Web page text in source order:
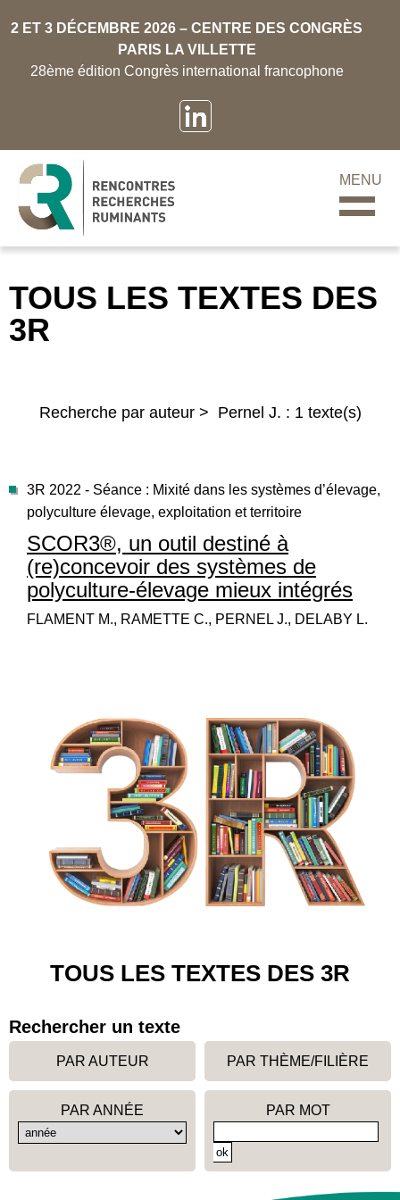
2 ET 3 DÉCEMBRE 2026 – CENTRE DES CONGRÈS
PARIS LA VILLETTE
28ème édition Congrès international francophone
MENU
TOUS LES TEXTES DES
3R
Recherche par auteur > Pernel J. : 1 texte(s)
3R 2022 - Séance : Mixité dans les systèmes d’élevage,
polyculture élevage, exploitation et territoire
SCOR3®, un outil destiné à
(re)concevoir des systèmes de
polyculture-élevage mieux intégrés
FLAMENT M., RAMETTE C., PERNEL J., DELABY L.
TOUS LES TEXTES DES 3R
Rechercher un texte
PAR AUTEUR PAR THÈME/FILIÈRE
PAR ANNÉE PAR MOT